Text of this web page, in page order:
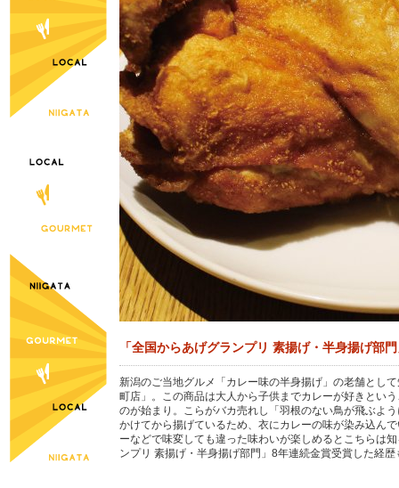
「全国からあげグランプリ 素揚げ・半身揚げ部
新潟のご当地グルメ「カレー味の半身揚げ」の老舗とし
町店」。この商品は大人から子供までカレーが好きとい
のが始まり。こらがバカ売れし「羽根のない鳥が飛ぶよ
かけてから揚げているため、衣にカレーの味が染み込ん
ーなどで味変しても違った味わいが楽しめるとこちらは
ンプリ 素揚げ・半身揚げ部門」8年連続金賞受賞した経